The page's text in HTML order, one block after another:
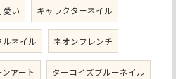
愛い キャラクターネイル
ルネイル ネオンフレンチ
アート ターコイズブルーネイル